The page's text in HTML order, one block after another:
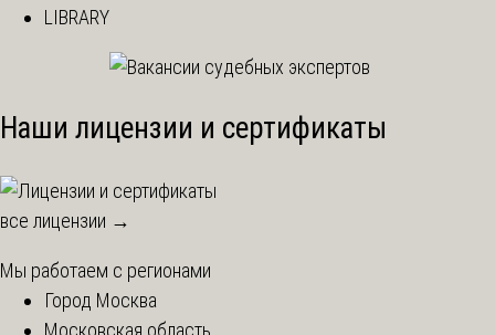
LIBRARY
Наши лицензии и сертификаты
все лицензии →
Мы работаем с регионами
Город Москва
Московская область